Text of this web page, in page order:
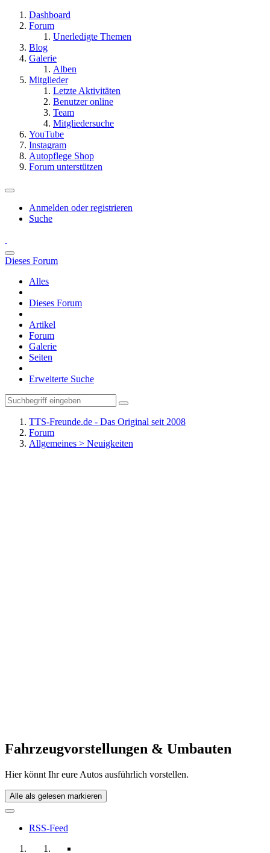
Dashboard
Forum
Unerledigte Themen
Blog
Galerie
Alben
Mitglieder
Letzte Aktivitäten
Benutzer online
Team
Mitgliedersuche
YouTube
Instagram
Autopflege Shop
Forum unterstützen
Anmelden oder registrieren
Suche
Dieses Forum
Alles
Dieses Forum
Artikel
Forum
Galerie
Seiten
Erweiterte Suche
TTS-Freunde.de - Das Original seit 2008
Forum
Allgemeines > Neuigkeiten
Fahrzeugvorstellungen & Umbauten
Hier könnt Ihr eure Autos ausführlich vorstellen.
Alle als gelesen markieren
RSS-Feed